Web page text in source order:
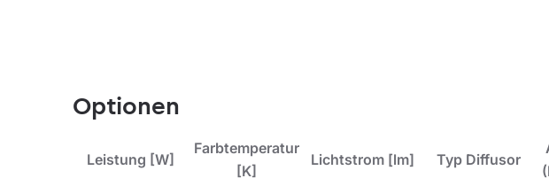
Optionen
Leistung [W]
Farbtemperatur
[K]
Lichtstrom [lm] Typ Diffusor